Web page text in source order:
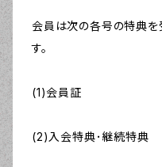
会員は次の各号の特典を
す。
(1)会員証
(2)入会特典･継続特典